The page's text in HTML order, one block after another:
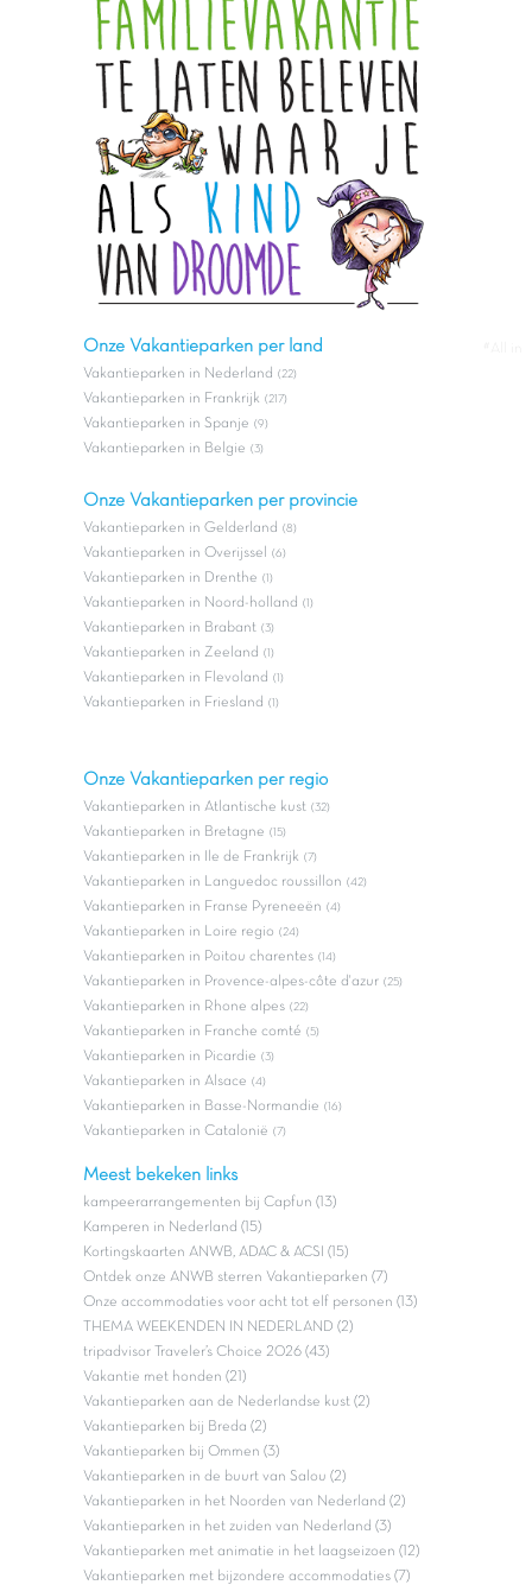
Onze Vakantieparken per land
Vakantieparken in Nederland (22)
Vakantieparken in Frankrijk (217)
Vakantieparken in Spanje (9)
Vakantieparken in Belgie (3)
Onze Vakantieparken per provincie
Vakantieparken in Gelderland (8)
Vakantieparken in Overijssel (6)
Vakantieparken in Drenthe (1)
Vakantieparken in Noord-holland (1)
Vakantieparken in Brabant (3)
Vakantieparken in Zeeland (1)
Vakantieparken in Flevoland (1)
Vakantieparken in Friesland (1)
Onze Vakantieparken per regio
Vakantieparken in Atlantische kust (32)
Vakantieparken in Bretagne (15)
Vakantieparken in Ile de Frankrijk (7)
Vakantieparken in Languedoc roussillon (42)
Vakantieparken in Franse Pyreneeën (4)
Vakantieparken in Loire regio (24)
Vakantieparken in Poitou charentes (14)
Vakantieparken in Provence-alpes-côte d'azur (25)
Vakantieparken in Rhone alpes (22)
Vakantieparken in Franche comté (5)
Vakantieparken in Picardie (3)
Vakantieparken in Alsace (4)
Vakantieparken in Basse-Normandie (16)
Vakantieparken in Catalonië (7)
Meest bekeken links
kampeerarrangementen bij Capfun (13)
Kamperen in Nederland (15)
Kortingskaarten ANWB, ADAC & ACSI (15)
Ontdek onze ANWB sterren Vakantieparken (7)
Onze accommodaties voor acht tot elf personen (13)
THEMA WEEKENDEN IN NEDERLAND (2)
tripadvisor Traveler’s Choice 2026 (43)
Vakantie met honden (21)
Vakantieparken aan de Nederlandse kust (2)
Vakantieparken bij Breda (2)
Vakantieparken bij Ommen (3)
Vakantieparken in de buurt van Salou (2)
Vakantieparken in het Noorden van Nederland (2)
Vakantieparken in het zuiden van Nederland (3)
Vakantieparken met animatie in het laagseizoen (12)
Vakantieparken met bijzondere accommodaties (7)